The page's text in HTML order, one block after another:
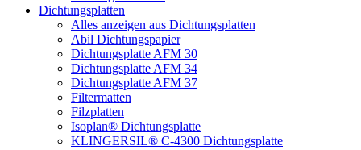
Dichtungsplatten
Alles anzeigen aus Dichtungsplatten
Abil Dichtungspapier
Dichtungsplatte AFM 30
Dichtungsplatte AFM 34
Dichtungsplatte AFM 37
Filtermatten
Filzplatten
Isoplan® Dichtungsplatte
KLINGERSIL® C-4300 Dichtungsplatte